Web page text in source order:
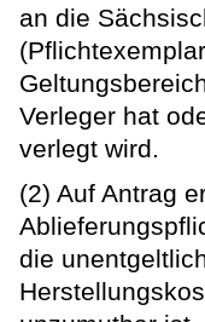
an die
Verleger hat
verlegt wird.
(2) Auf Antrag
die